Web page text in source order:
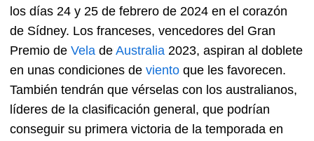
los días 24 y 25 de febrero de 2024 en el corazón
de Sídney. Los franceses, vencedores del Gran
Premio de Vela de Australia 2023, aspiran al doblete
en unas condiciones de viento que les favorecen.
También tendrán que vérselas con los australianos,
líderes de la clasificación general, que podrían
conseguir su primera victoria de la temporada en